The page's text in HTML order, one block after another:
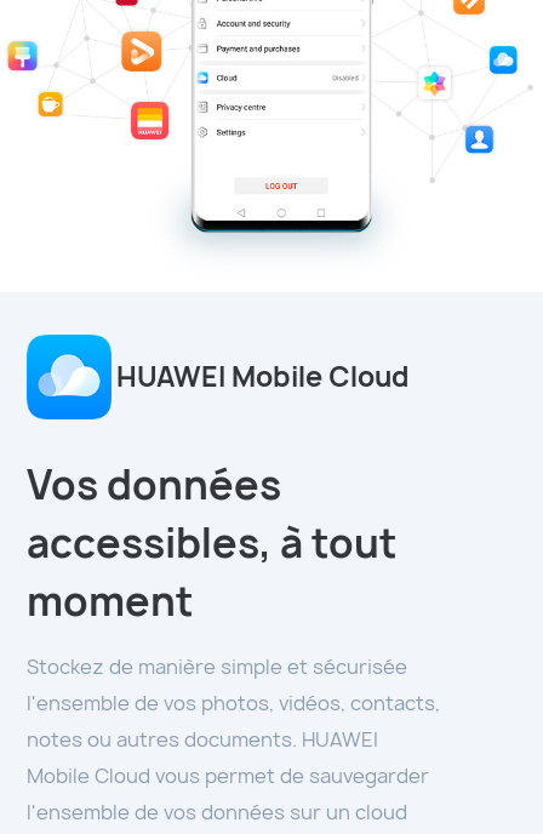
HUAWEI Mobile Cloud
Vos données
accessibles, à tout
moment
Stockez de manière simple et sécurisée
l'ensemble de vos photos, vidéos, contacts,
notes ou autres documents. HUAWEI
Mobile Cloud vous permet de sauvegarder
l'ensemble de vos données sur un cloud